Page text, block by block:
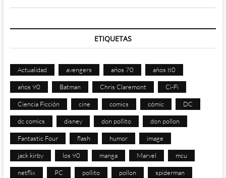
ETIQUETAS
Actualidad avengers años 70 años 80
años 90 Batman Chris Claremont Ci-Fi
Ciencia Ficción cine comics cómic DC
dc comics disney don pollito don pollon
Fantastic Four flash humor image
jack kirby los 90 manga Marvel mcu
netflix PC pollito pollon spiderman